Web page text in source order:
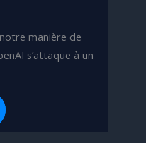
manière de
s’attaque à un